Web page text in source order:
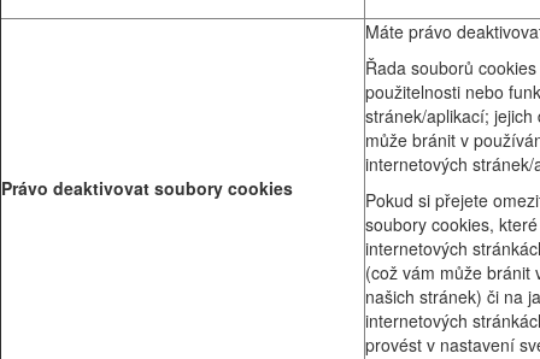
Právo deaktivovat soubory cookies
Máte právo
Řada souborů
použitelnosti nebo
stránek/aplikací;
může bránit v
internetových
Pokud si přejete
soubory cookies,
internetových
(což vám může bránit
našich stránek) či na
internetových
provést v nastavení